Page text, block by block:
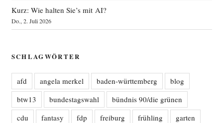
Kurz: Wie halten Sie’s mit AI?
Do., 2. Juli 2026
SCHLAGWÖRTER
afd angela merkel baden-württemberg
blog
btw13
bundestagswahl
bündnis 90/die grünen
cdu
fantasy fdp freiburg frühling
garten